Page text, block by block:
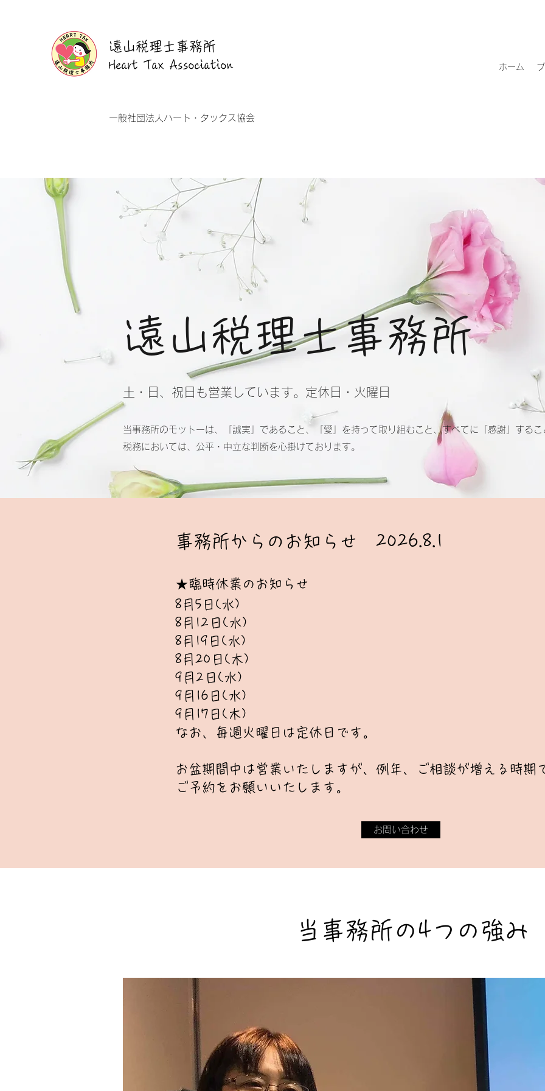
遠山税理士事務所
Heart Tax Association
​一般社団法人ハート・タックス協会
ホーム
遠山税理士事務所
​​土・日、祝日 も営業しています。定休日・火曜日
当事務所のモットーは、「誠実」であること、「愛」を持って取り組むこと、すべてに「感謝」するこ
税務においては、公平・中立な判断を心掛けております。
​​事務所からのお知らせ 2026.8.1
★臨時休業のお知らせ
8月5日(水)
8月12日(水)
8月19日(水)
8月20日(木)
9月2日(水)
9月16日(水)
​9月17日(木)
​なお、毎週火曜日は定休日です。
​お盆期間中は営業いたしますが、 例年、ご相談が増える時期
ご予約をお願いいたします。
お問い合わせ
当事務所の4つの強み